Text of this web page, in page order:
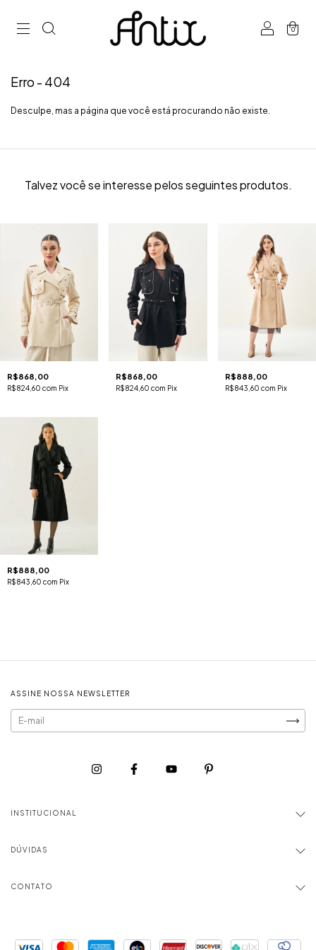
0
Erro - 404
Desculpe, mas a página que você está procurando não existe.
Talvez você se interesse pelos seguintes produtos.
R$868,00
R$824,60 com Pix
R$868,00
R$824,60com Pix
R$888,00
R$843,60 com Pix
R$888,00
R$843,60 com Pix
ASSINE NOSSA NEWSLETTER
INSTITUCIONAL
DÚVIDAS
CONTATO